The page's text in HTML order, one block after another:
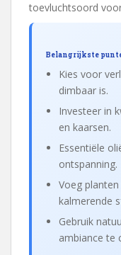
toevluchtsoord
Belangrijkste
Kies voor
dimbaar is.
Investeer in
en kaarsen.
Essentiële
ontspanning.
Voeg
kalmerende
Gebruik
ambiance te